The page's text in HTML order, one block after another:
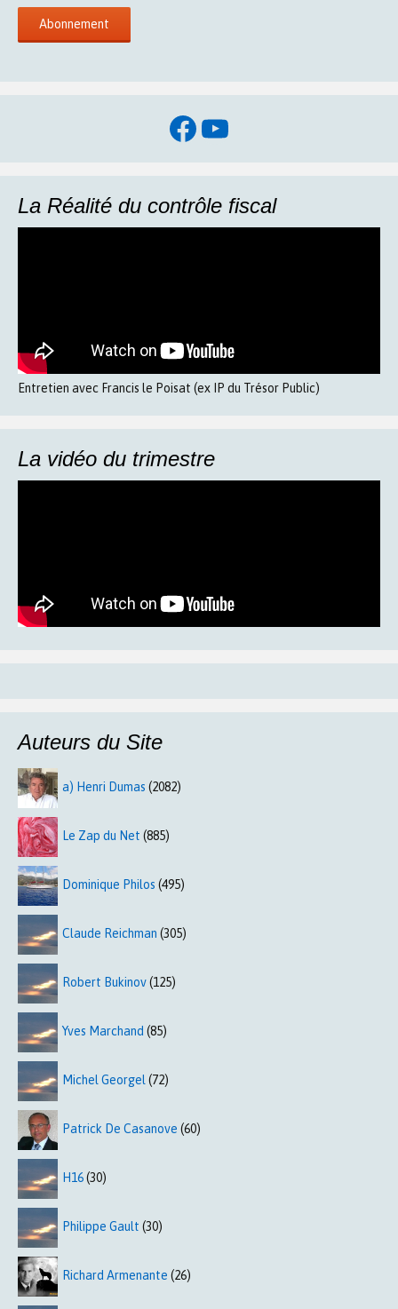
Facebook
YouTube
La Réalité du contrôle fiscal
Entretien avec Francis le Poisat (ex IP du Trésor Public)
La vidéo du trimestre
Auteurs du Site
a) Henri Dumas (2082)
Le Zap du Net (885)
Dominique Philos (495)
Claude Reichman (305)
Robert Bukinov(125)
Yves Marchand (85)
Michel Georgel (72)
Patrick De Casanove (60)
H16(30)
Philippe Gault (30)
Richard Armenante (26)